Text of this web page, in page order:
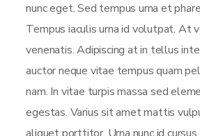
nunc eget. Sed tempus urna et
Tempus iaculis urna id volutpat. At
venenatis. Adipiscing at in tellus
auctor neque vitae tempus quam
nam. In vitae turpis massa sed
egestas. Varius sit amet mattis